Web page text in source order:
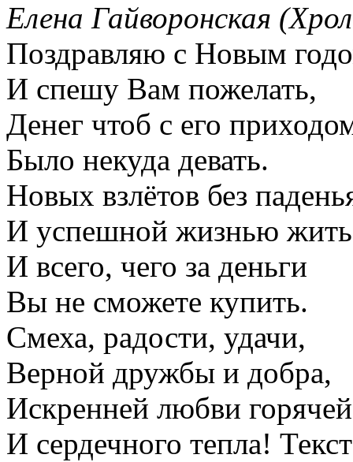
Елена Гайворонская
Поздравляю с Новым
И спешу Вам пожелать,
Денег чтоб с его
Было некуда девать.
Новых взлётов без
И успешной жизнью
И всего, чего за деньги
Вы не сможете купить.
Смеха, радости, удачи,
Верной дружбы и добра,
Искренней любви горячей
И сердечного тепла!